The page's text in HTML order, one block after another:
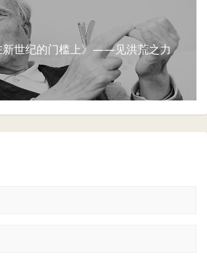
新世纪的门槛上》——见洪荒之力